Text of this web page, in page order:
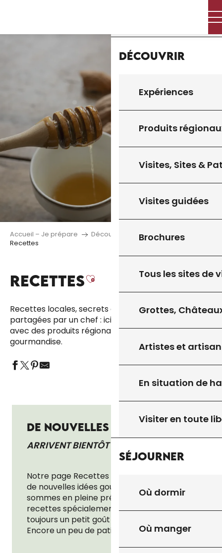
Découvrir
Expériences
Produits
Visites, Sites &
Visites guidées
Brochures
Tous les sites de
Grottes,
Artistes et
En situation de
Visiter en toute
Séjourner
Où dormir
Où manger
Accueil – Je prépare Découvrir
Produits régionaux
Recettes
RECETTESAjouter aux
Recettes locales, secrets de famille ou idées
partagées par un chef : ici, on cuisine le territoire
avec des produits régionaux et beaucoup de
gourmandise.
DE NOUVELLES RECETTES
ARRIVENT BIENTÔT !
Notre page Recettes va bientôt s’enrichir
de nouvelles idées gourmandes. Nous
sommes en pleine préparation et test de
recettes spécialement pour vous, avec
toujours un petit goût de Quercy-Périgord.
Encore un peu de patience… ça mijote !